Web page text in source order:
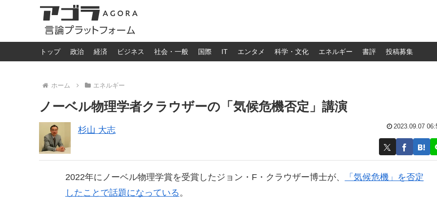
トップ 政治 経済 ビジネス 社会・一般 国際 IT エンタメ 科学・文化 エネルギー 書評 投稿募集
ホーム エネルギー
ノーベル物理学者クラウザーの「気候危機否定」講演
杉山 大志 2023.09.07
2022年にノーベル物理学賞を受賞したジョン・F・クラウザー博士が、
「気候危機」を否定
したことで話題になっている 。